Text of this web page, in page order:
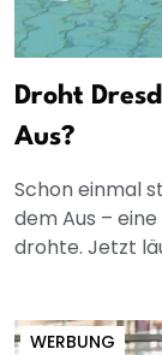
Droht
Aus?
Schon einmal
dem Aus –
drohte. Jetzt
WERBUNG